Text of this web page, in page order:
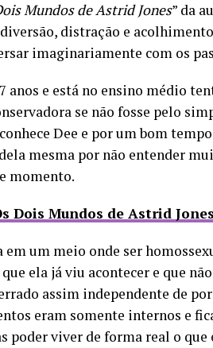
Mundos de Astrid Jones” da
distração e
imaginariamente com os
anos e está no ensino médio
se não fosse pelo
Dee e por um bom
mesma por não entender
momento.
Dois Mundos de Astrid
em um meio onde ser
ela já viu acontecer e que
assim independente de
eram somente internos e
poder viver de forma real o